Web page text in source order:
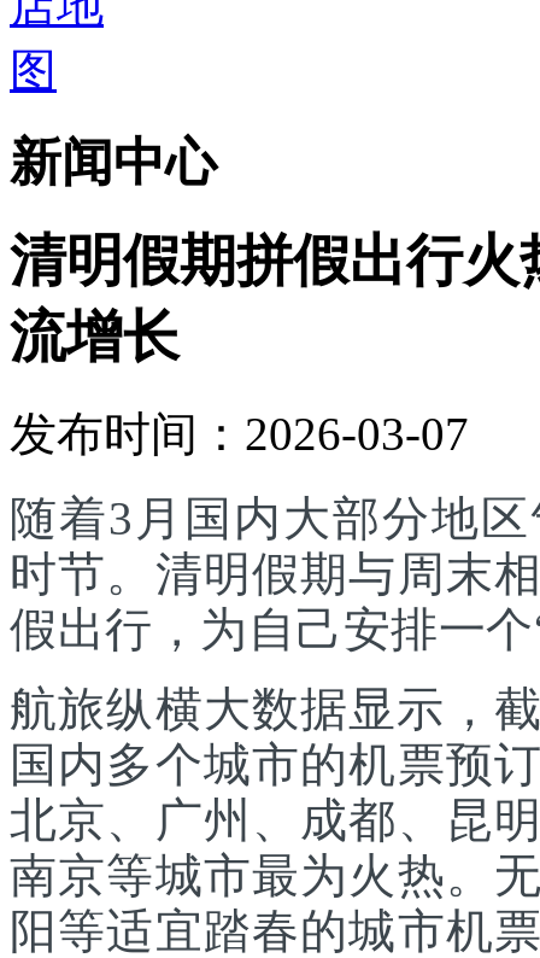
新闻中心
清明假期拼假出行
流增长
发布时间：2026-03-07
随着3月国内大部分地
时节。清明假期与周末
假出行，为自己安排一
航旅纵横大数据显示，
国内多个城市的机票预
北京、广州、成都、昆
南京等城市最为火热。
阳等适宜踏春的城市机